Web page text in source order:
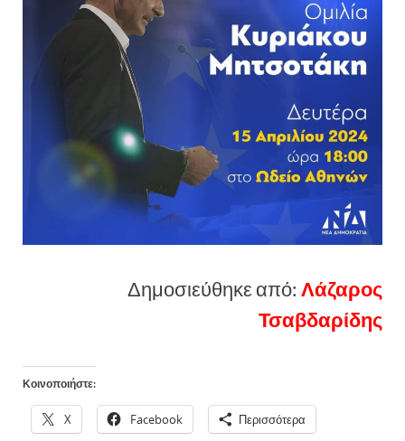
Δημοσιεύθηκε από: Λάζαρος
Τσαβδαρίδης
Κοινοποιήστε:
X Facebook Περισσότερα